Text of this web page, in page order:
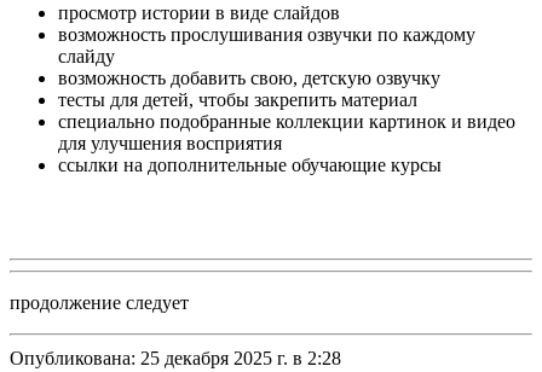
просмотр истории в виде слайдов
возможность прослушивания озвучки по каждому
слайду
возможность добавить свою, детскую озвучку
тесты для детей, чтобы закрепить материал
специально подобранные коллекции картинок и видео
для улучшения восприятия
ссылки на дополнительные обучающие курсы
продолжение следует
Опубликована: 25 декабря 2025 г. в 2:28